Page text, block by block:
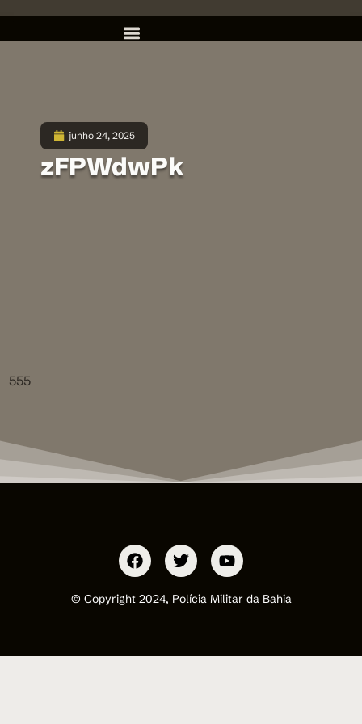
junho 24, 2025
zFPWdwPk
555
© Copyright 2024, Polícia Militar da Bahia